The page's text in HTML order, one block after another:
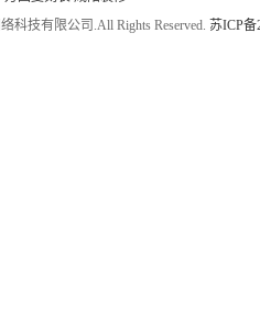
科技有限公司.All Rights Reserved. 苏ICP备